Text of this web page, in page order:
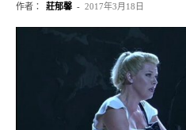
作者： 莊郁馨 - 2017年3月18日